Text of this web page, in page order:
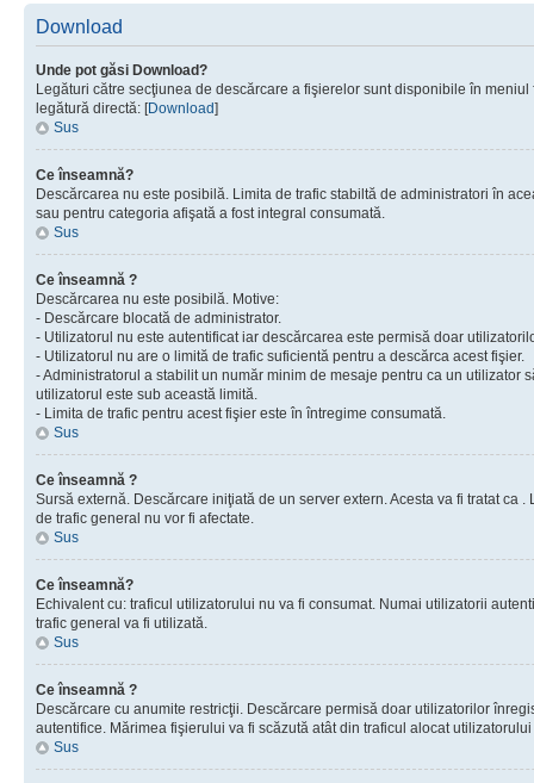
Download
Unde pot găsi Download?
Legături către secţiunea de descărcare a fişierelor sunt disponibile în
legătură directă: [Download]
Sus
Ce înseamnă?
Descărcarea nu este posibilă. Limita de trafic stabiltă de administratori în
sau pentru categoria afişată a fost integral consumată.
Sus
Ce înseamnă ?
Descărcarea nu este posibilă. Motive:
- Descărcare blocată de administrator.
- Utilizatorul nu este autentificat iar descărcarea este permisă doar
- Utilizatorul nu are o limită de trafic suficientă pentru a descărca acest fişier.
- Administratorul a stabilit un număr minim de mesaje pentru ca un utilizator
utilizatorul este sub această limită.
- Limita de trafic pentru acest fişier este în întregime consumată.
Sus
Ce înseamnă ?
Sursă externă. Descărcare iniţiată de un server extern. Acesta va fi tratat ca
de trafic general nu vor fi afectate.
Sus
Ce înseamnă?
Echivalent cu: traficul utilizatorului nu va fi consumat. Numai utilizatorii
trafic general va fi utilizată.
Sus
Ce înseamnă ?
Descărcare cu anumite restricţii. Descărcare permisă doar utilizatorilor
autentifice. Mărimea fişierului va fi scăzută atât din traficul alocat
Sus